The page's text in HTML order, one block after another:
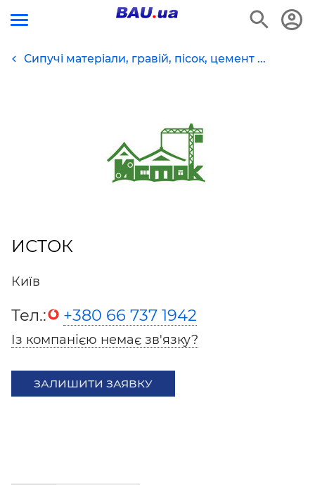
Сипучі матеріали, гравій, пісок, цемент ...
ИСТОК
Київ
Тел.: +380 66 737 1942
Із компанією немає зв'язку?
ЗАЛИШИТИ ЗАЯВКУ